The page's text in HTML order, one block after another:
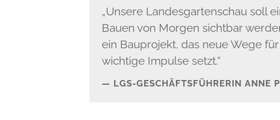
„Unsere Landesgartenschau soll
Bauen von Morgen sichtbar
ein Bauprojekt, das neue Wege
wichtige Impulse setzt.“
LGS-GESCHÄFTSFÜHRERIN ANNE